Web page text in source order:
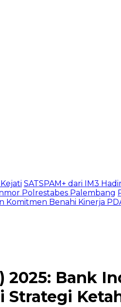
SATSPAM+ dari IM3
Polrestabes Palembang
Komitmen Benahi Kinerja
Bank